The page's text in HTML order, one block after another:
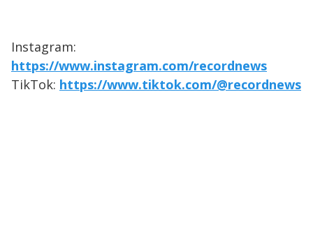
Instagram:
https://www.instagram.com/recordnews
TikTok: https://www.tiktok.com/@recordnews